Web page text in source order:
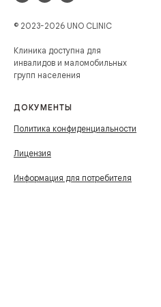
© 2023-2026 UNO CLINIC
Клиника доступна для
инвалидов и маломобильных
групп населения
ДОКУМЕНТЫ
Политика конфиденциальности
Лицензия
Информация для потребителя